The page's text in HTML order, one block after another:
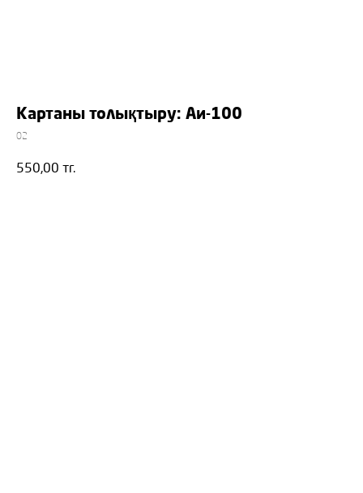
Картаны толықтыру: Аи-100
02
550,00 тг.